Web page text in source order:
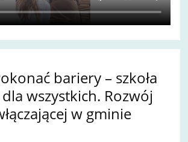
bariery – szkoła
wszystkich. Rozwój
w gminie